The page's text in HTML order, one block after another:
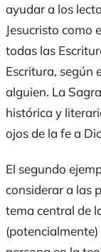
ayudar a los
Jesucristo como
todas las
Escritura, según
alguien. La
histórica y
ojos de la fe a
El segundo
considerar a las
tema central de